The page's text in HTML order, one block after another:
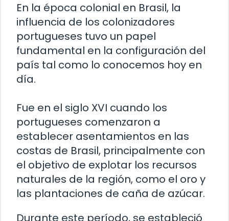
En la época colonial en Brasil, la
influencia de los colonizadores
portugueses tuvo un papel
fundamental en la configuración del
país tal como lo conocemos hoy en
día.
Fue en el siglo XVI cuando los
portugueses comenzaron a
establecer asentamientos en las
costas de Brasil, principalmente con
el objetivo de explotar los recursos
naturales de la región, como el oro y
las plantaciones de caña de azúcar.
Durante este período, se estableció